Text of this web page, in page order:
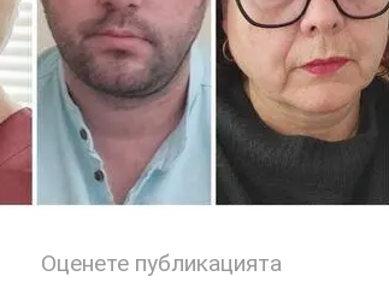
Оценете публикацията